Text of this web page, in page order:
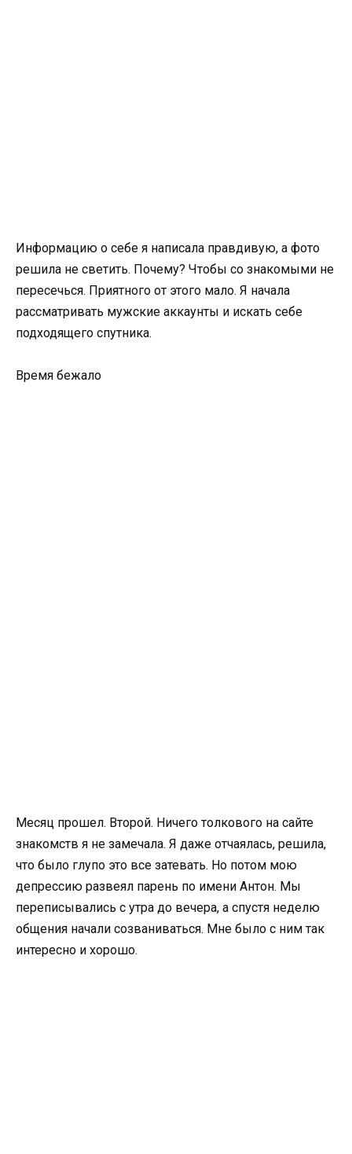
Информацию о себе я написала правдивую, а фото
решила не светить. Почему? Чтобы со знакомыми не
пересечься. Приятного от этого мало. Я начала
рассматривать мужские аккаунты и искать себе
подходящего спутника.
Время бежало
Месяц прошел. Второй. Ничего толкового на сайте
знакомств я не замечала. Я даже отчаялась, решила,
что было глупо это все затевать. Но потом мою
депрессию развеял парень по имени Антон. Мы
переписывались с утра до вечера, а спустя неделю
общения начали созваниваться. Мне было с ним так
интересно и хорошо.